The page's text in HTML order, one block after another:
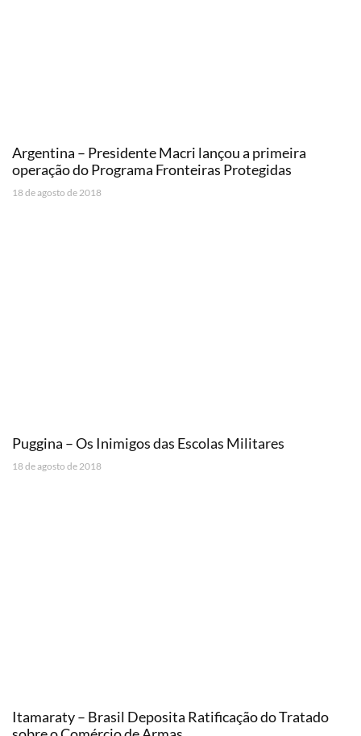
Argentina – Presidente Macri lançou a primeira
operação do Programa Fronteiras Protegidas
18 de agosto de 2018
Puggina – Os Inimigos das Escolas Militares
18 de agosto de 2018
Itamaraty – Brasil Deposita Ratificação do Tratado